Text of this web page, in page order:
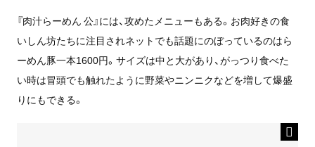
『肉汁らーめん 公』には、攻めたメニューもある。お肉好きの食
いしん坊たちに注目されネットでも話題にのぼっているのはら
ーめん豚一本1600円。サイズは中と大があり、がっつり食べた
い時は冒頭でも触れたように野菜やニンニクなどを増して爆盛
りにもできる。